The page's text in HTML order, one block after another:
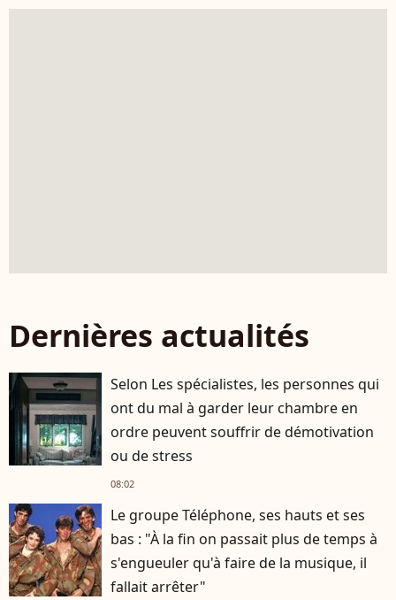
Dernières actualités
Selon Les spécialistes, les personnes qui
ont du mal à garder leur chambre en
ordre peuvent souffrir de démotivation
ou de stress
08:02
Le groupe Téléphone, ses hauts et ses
bas : "À la fin on passait plus de temps à
s'engueuler qu'à faire de la musique, il
fallait arrêter"